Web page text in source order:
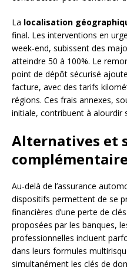
La localisation
final. Les interventions en
week-end, subissent des
atteindre 50 à 100%. Le
point de dépôt sécurisé
facture, avec des tarifs
régions. Ces frais annexes,
initiale, contribuent à alourdir
Alternatives et
Au-delà de l’assurance
dispositifs permettent de se
financières d’une perte de
proposées par les banques,
professionnelles incluent
dans leurs formules
simultanément les clés de